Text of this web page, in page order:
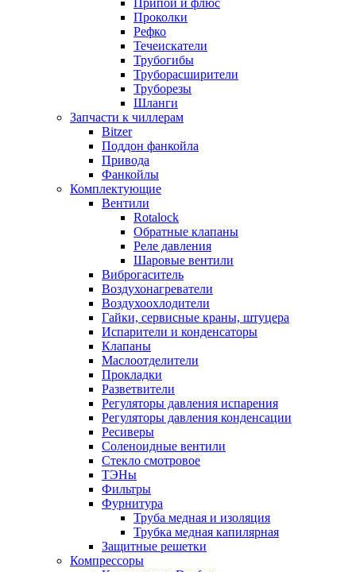
Припой и флюс
Проколки
Рефко
Течеискатели
Трубогибы
Труборасширители
Труборезы
Шланги
Запчасти к чиллерам
Bitzer
Поддон фанкойла
Привода
Фанкойлы
Комплектующие
Вентили
Rotalock
Обратные клапаны
Реле давления
Шаровые вентили
Виброгаситель
Воздухонагреватели
Воздухоохлодители
Гайки, сервисные краны, штуцера
Испарители и конденсаторы
Клапаны
Маслоотделители
Прокладки
Разветвители
Регуляторы давления испарения
Регуляторы давления конденсации
Ресиверы
Соленоидные вентили
Стекло смотровое
ТЭНы
Фильтры
Фурнитура
Труба медная и изоляция
Трубка медная капилярная
Защитные решетки
Компрессоры